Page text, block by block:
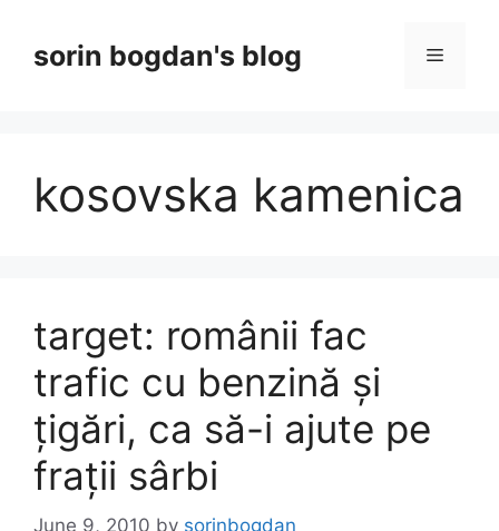
contentsorin bogdan's blog Menu
kosovska kamenica
target: românii fac
trafic cu benzină și
țigări, ca să-i ajute pe
frații sârbi
June 9, 2010 by sorinbogdan